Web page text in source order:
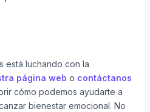
está luchando con la
página web o contáctanos
cómo podemos ayudarte a
bienestar emocional. No